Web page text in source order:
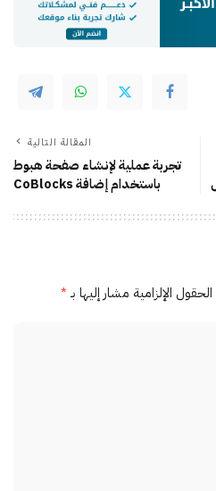
المقالة التالية
تجربة عملية لإنشاء صفحة هبوط
باستخدام إضافة CoBlocks
الحقول الإلزامية مشار إليها بـ*